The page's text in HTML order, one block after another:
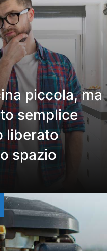
piccola, ma
semplice
liberato
spazio